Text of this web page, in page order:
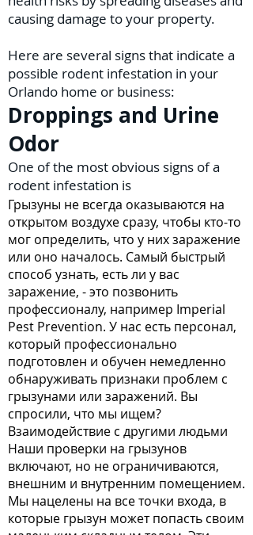
causing damage to your property.
Here are several signs that indicate a
possible rodent infestation in your
Orlando home or business:
Droppings and Urine
Odor
One of the most obvious signs of a
rodent infestation is
Грызуны не всегда оказываются на
открытом воздухе сразу, чтобы кто-то
мог определить, что у них заражение
или оно началось. Самый быстрый
способ узнать, есть ли у вас
заражение, - это позвонить
профессионалу, например Imperial
Pest Prevention. У нас есть персонал,
который профессионально
подготовлен и обучен немедленно
обнаруживать признаки проблем с
грызунами или заражений. Вы
спросили, что мы ищем?
Взаимодействие с другими людьми
Наши проверки на грызунов
включают, но не ограничиваются,
внешним и внутренним помещением.
Мы нацелены на все точки входа, в
которые грызун может попасть своим